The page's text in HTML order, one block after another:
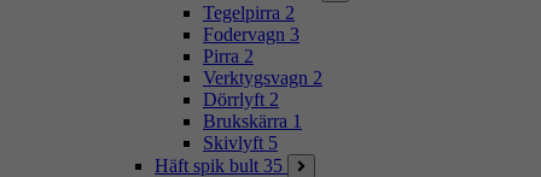
Tegelpirra 2
Fodervagn 3
Pirra 2
Verktygsvagn 2
Dörrlyft 2
Brukskärra 1
Skivlyft 5
Häft spik bult 35